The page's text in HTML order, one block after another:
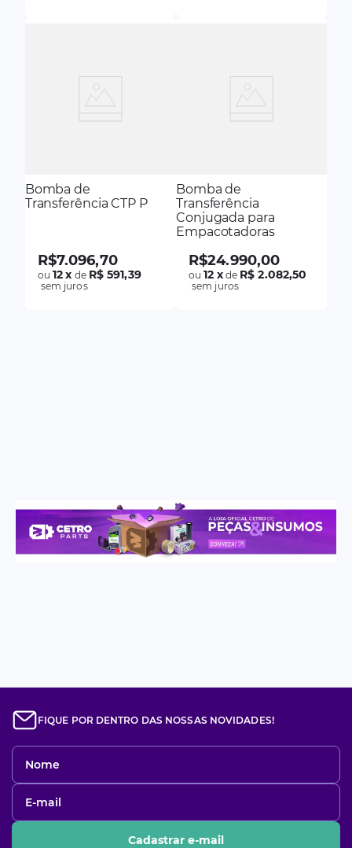
Bomba de
Transferência CTP P
R$7.096,70
ou12x de R$ 591,39
sem juros
Bomba de
Transferência
Conjugada para
Empacotadoras
R$24.990,00
ou12 xde R$ 2.082,50
sem juros
FIQUE POR DENTRO DAS NOSSAS NOVIDADES!
Cadastrar e-mail